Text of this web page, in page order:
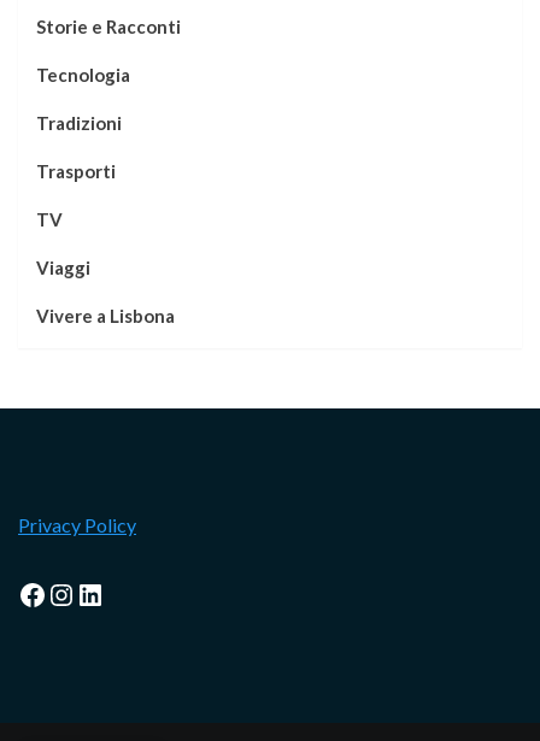
Storie e Racconti
Tecnologia
Tradizioni
Trasporti
TV
Viaggi
Vivere a Lisbona
Privacy Policy
Facebook
Instagram
LinkedIn